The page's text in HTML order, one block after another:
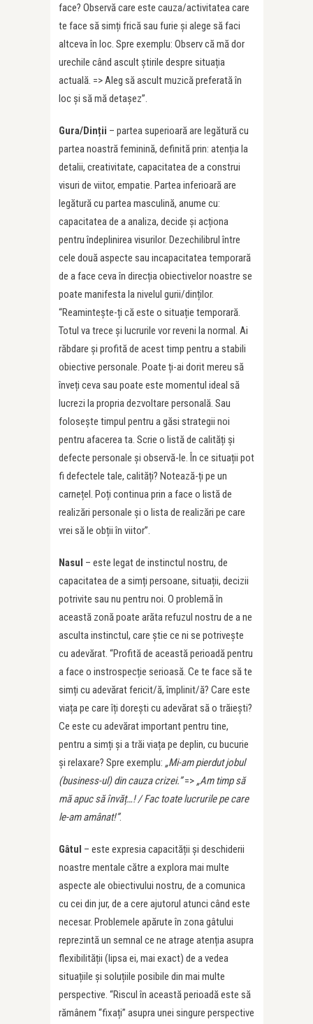
face? Observă care este cauza/activitatea care
te face să simți frică sau furie și alege să faci
altceva în loc. Spre exemplu: Observ că mă dor
urechile când ascult știrile despre situația
actuală. => Aleg să ascult muzică preferată în
loc și să mă detașez”.
Gura/Dinții – partea superioară are legătură cu
partea noastră feminină, definită prin: atenția la
detalii, creativitate, capacitatea de a construi
visuri de viitor, empatie. Partea inferioară are
legătură cu partea masculină, anume cu:
capacitatea de a analiza, decide și acționa
pentru îndeplinirea visurilor. Dezechilibrul între
cele două aspecte sau incapacitatea temporară
de a face ceva în direcția obiectivelor noastre se
poate manifesta la nivelul gurii/dinților.
“Reamintește-ți că este o situație temporară.
Totul va trece și lucrurile vor reveni la normal. Ai
răbdare și profită de acest timp pentru a stabili
obiective personale. Poate ți-ai dorit mereu să
înveți ceva sau poate este momentul ideal să
lucrezi la propria dezvoltare personală. Sau
folosește timpul pentru a găsi strategii noi
pentru afacerea ta. Scrie o listă de calități și
defecte personale și observă-le. În ce situații pot
fi defectele tale, calități? Notează-ți pe un
carnețel. Poți continua prin a face o listă de
realizări personale și o lista de realizări pe care
vrei să le obții în viitor”.
Nasul – este legat de instinctul nostru, de
capacitatea de a simți persoane, situații, decizii
potrivite sau nu pentru noi. O problemă în
această zonă poate arăta refuzul nostru de a ne
asculta instinctul, care știe ce ni se potrivește
cu adevărat. “Profită de această perioadă pentru
a face o instrospecție serioasă. Ce te face să te
simți cu adevărat fericit/ă, împlinit/ă? Care este
viața pe care îți dorești cu adevărat să o trăiești?
Ce este cu adevărat important pentru tine,
pentru a simți și a trăi viața pe deplin, cu bucurie
și relaxare? Spre exemplu: „Mi-am pierdut jobul
(business-ul) din cauza crizei.”=> „Am timp să
mă apuc să învăț…! / Fac toate lucrurile pe care
le-am amânat!”.
Gâtul – este expresia capacității și deschiderii
noastre mentale către a explora mai multe
aspecte ale obiectivului nostru, de a comunica
cu cei din jur, de a cere ajutorul atunci când este
necesar. Problemele apărute în zona gâtului
reprezintă un semnal ce ne atrage atenția asupra
flexibilității (lipsa ei, mai exact) de a vedea
situațiile și soluțiile posibile din mai multe
perspective. “Riscul în această perioadă este să
rămânem “fixați” asupra unei singure perspective